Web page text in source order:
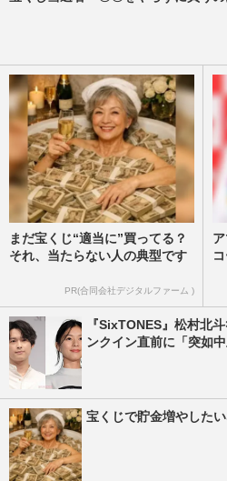
まだ宝くじ“適当に”買ってる？
それ、当たらない人の典型です
PR(合同会社デジタルファーム )
『SixTONES』松村北
ンクイン直前に「突如
宝くじで貯金増やした